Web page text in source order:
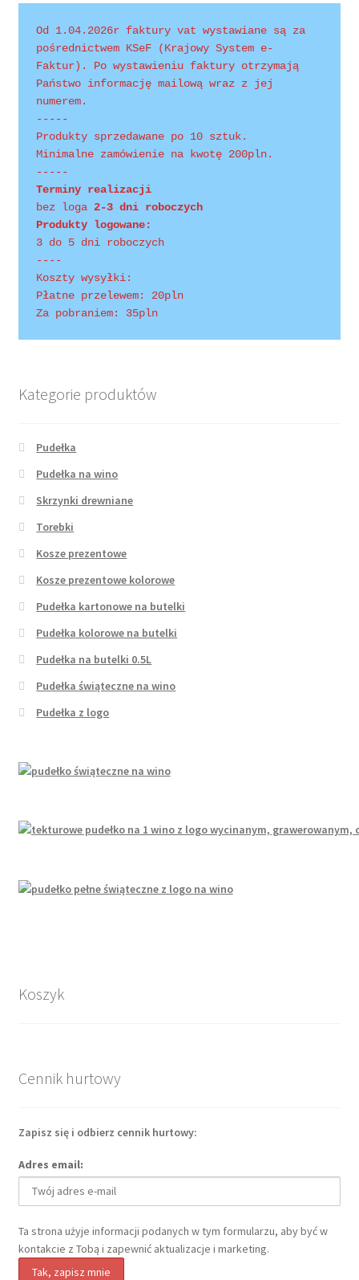
Od 1.04.2026r faktury vat wystawiane są za
pośrednictwem KSeF (Krajowy System e-
Faktur). Po wystawieniu faktury otrzymają
Państwo informację mailową wraz z jej
numerem.
-----
Produkty sprzedawane po 10 sztuk.
Minimalne zamówienie na kwotę 200pln.
-----
Terminy realizacji
bez loga 2-3 dni roboczych
Produkty logowane:
3 do 5 dni roboczych
----
Koszty wysyłki:
Płatne przelewem: 20pln
Za pobraniem: 35pln
Kategorie produktów
Pudełka
Pudełka na wino
Skrzynki drewniane
Torebki
Kosze prezentowe
Kosze prezentowe kolorowe
Pudełka kartonowe na butelki
Pudełka kolorowe na butelki
Pudełka na butelki 0.5L
Pudełka świąteczne na wino
Pudełka z logo
Koszyk
Cennik hurtowy
Zapisz się i odbierz cennik hurtowy:
Adres email:
Ta strona użyje informacji podanych w tym formularzu, aby być w
kontakcie z Tobą i zapewnić aktualizacje i marketing.